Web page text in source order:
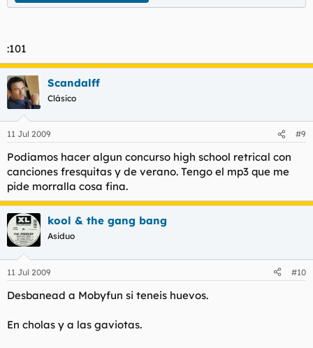
:101
Scandalff
Clásico
11 Jul 2009 #9
Podiamos hacer algun concurso high school retrical con
canciones fresquitas y de verano. Tengo el mp3 que me
pide morralla cosa fina.
kool & the gang bang
Asiduo
11 Jul 2009 #10
Desbanead a Mobyfun si teneis huevos.
En cholas y a las gaviotas.